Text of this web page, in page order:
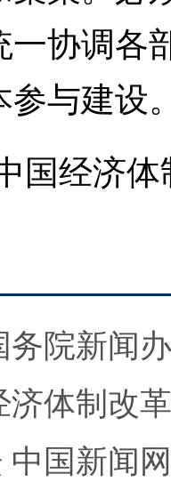
一协调各
参与建设
经济体
务院新闻
济体制改
中国新闻网